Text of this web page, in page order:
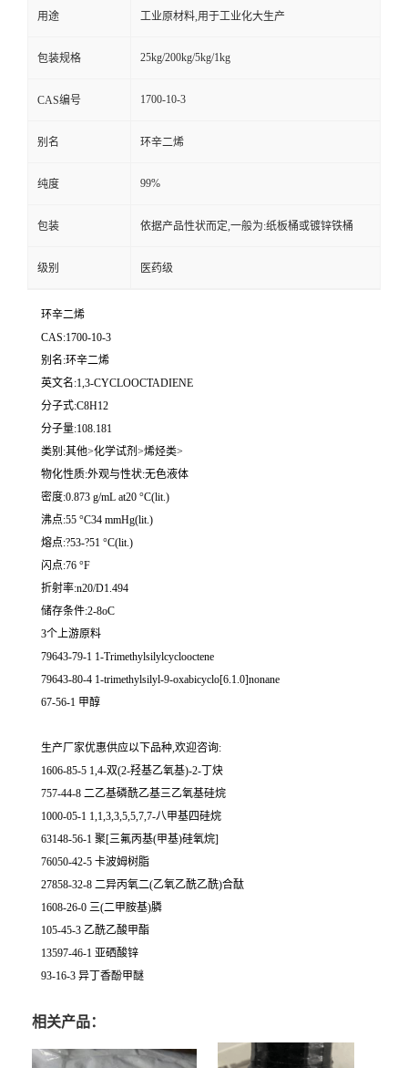
用途 工业原材料,用于工业化大生产
包装规格 25kg/200kg/5kg/1kg
CAS编号 1700-10-3
别名 环辛二烯
纯度 99%
包装 依据产品性状而定,一般为:纸板桶或镀锌铁桶
级别 医药级
环辛二烯
CAS:1700-10-3
别名:环辛二烯
英文名:1,3-CYCLOOCTADIENE
分子式:C8H12
分子量:108.181
类别:其他>化学试剂>烯烃类>
物化性质:外观与性状:无色液体
密度:0.873 g/mL at20 °C(lit.)
沸点:55 °C34 mmHg(lit.)
熔点:?53-?51 °C(lit.)
闪点:76 °F
折射率:n20/D1.494
储存条件:2-8oC
3个上游原料
79643-79-1 1-Trimethylsilylcyclooctene
79643-80-4 1-trimethylsilyl-9-oxabicyclo[6.1.0]nonane
67-56-1 甲醇
生产厂家优惠供应以下品种,欢迎咨询:
1606-85-5 1,4-双(2-羟基乙氧基)-2-丁炔
757-44-8 二乙基磷酰乙基三乙氧基硅烷
1000-05-1 1,1,3,3,5,5,7,7-八甲基四硅烷
63148-56-1 聚[三氟丙基(甲基)硅氧烷]
76050-42-5 卡波姆树脂
27858-32-8 二异丙氧二(乙氧乙酰乙酰)合酞
1608-26-0 三(二甲胺基)膦
105-45-3 乙酰乙酸甲酯
13597-46-1 亚硒酸锌
93-16-3 异丁香酚甲醚
相关产品：